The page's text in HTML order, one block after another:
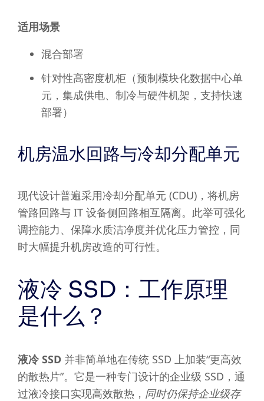
适用场景
混合部署
针对性高密度机柜（预制模块化数据中心单
元，集成供电、制冷与硬件机架，支持快速
部署）
机房温水回路与冷却分配单元
现代设计普遍采用冷却分配单元 (CDU)，将机房
管路回路与 IT 设备侧回路相互隔离。此举可强化
调控能力、保障水质洁净度并优化压力管控，同
时大幅提升机房改造的可行性。
液冷 SSD：工作原理
是什么？
液冷 SSD 并非简单地在传统 SSD 上加装“更高效
的散热片”。它是一种专门设计的企业级 SSD，通
过液冷接口实现高效散热， 同时仍保持企业级存